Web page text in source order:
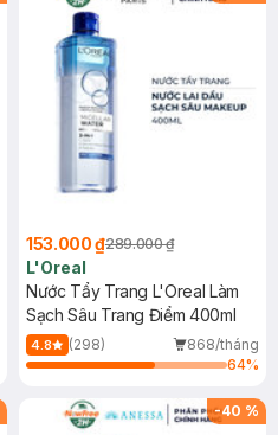
153.000 ₫289.000 ₫
L'Oreal
Nước Tẩy Trang L'Oreal Làm
Sạch Sâu Trang Điểm 400ml
4.8 (298)
868/tháng
64%
-40 %